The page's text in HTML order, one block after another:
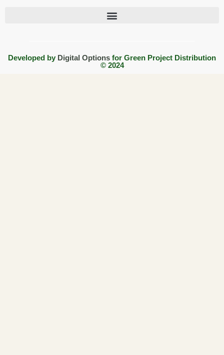
Developed by Digital Options for Green Project Distribution
© 2024